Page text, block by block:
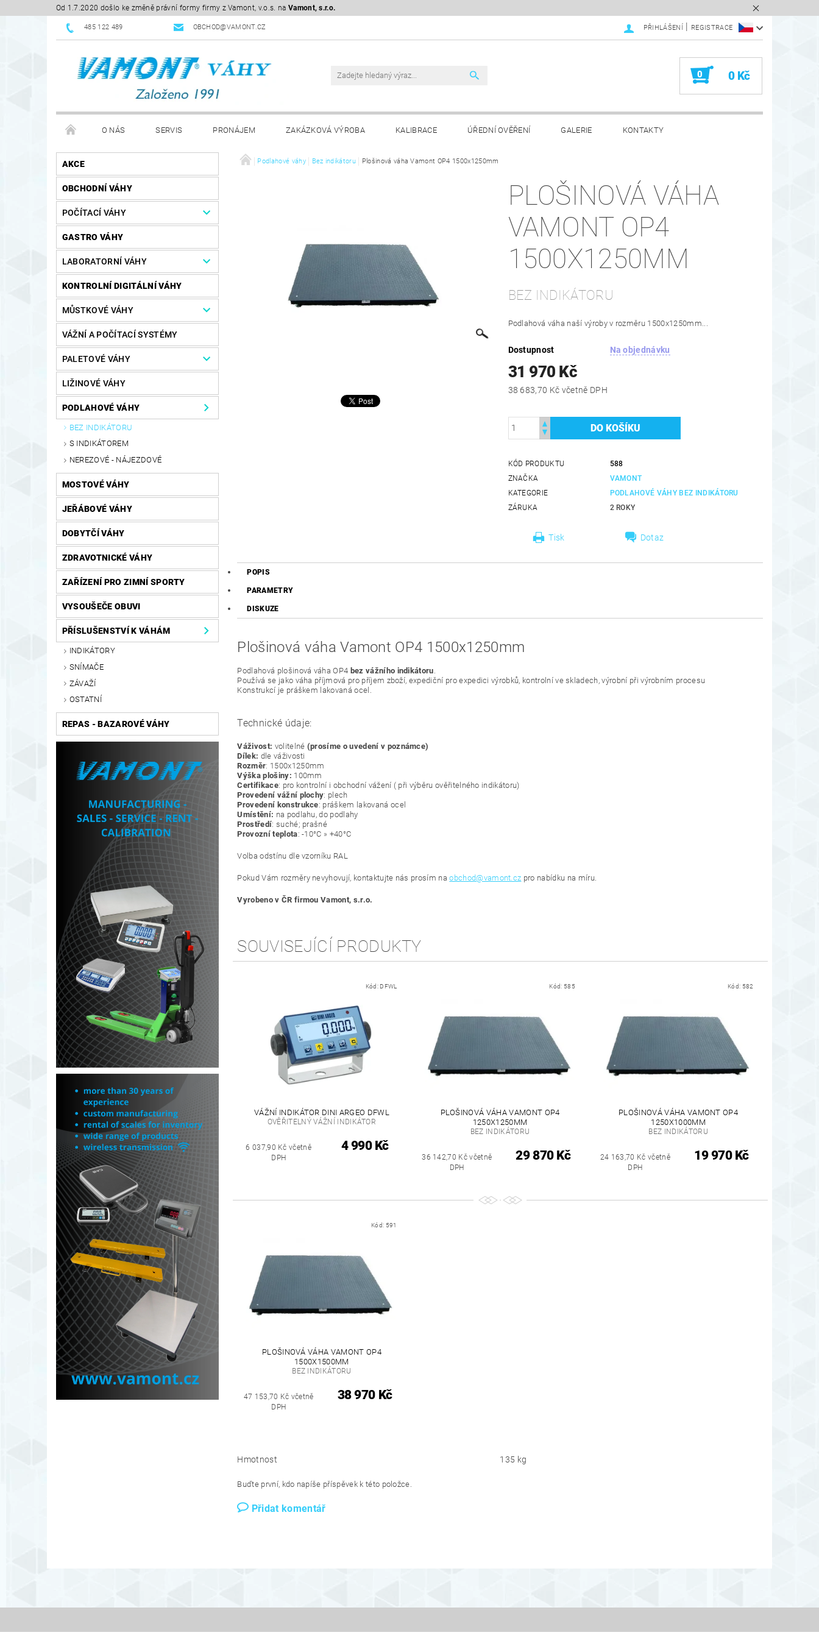
Od 1.7.2020 došlo ke změně právní formy firmy z Vamont, v.o.s. na Vamont, s.r.o.
485 122 489 OBCHOD@VAMONT.CZ PŘIHLÁŠENÍ REGISTRACE
0 0 Kč
O NÁS SERVIS PRONÁJEM ZAKÁZKOVÁ VÝROBA KALIBRACE ÚŘEDNÍ OVĚŘENÍ GALERIE KONTAKTY
KE STAŽENÍ REKLAMAČNÍ ŘÁD GDPR
AKCE
OBCHODNÍ VÁHY
POČÍTACÍ VÁHY
GASTRO VÁHY
LABORATORNÍ VÁHY
KONTROLNÍ DIGITÁLNÍ VÁHY
MŮSTKOVÉ VÁHY
VÁŽNÍ A POČÍTACÍ SYSTÉMY
PALETOVÉ VÁHY
LIŽINOVÉ VÁHY
PODLAHOVÉ VÁHY
BEZ INDIKÁTORU
S INDIKÁTOREM
NEREZOVÉ - NÁJEZDOVÉ
MOSTOVÉ VÁHY
JEŘÁBOVÉ VÁHY
DOBYTČÍ VÁHY
ZDRAVOTNICKÉ VÁHY
ZAŘÍZENÍ PRO ZIMNÍ SPORTY
VYSOUŠEČE OBUVI
PŘÍSLUŠENSTVÍ K VÁHÁM
INDIKÁTORY
SNÍMAČE
ZÁVAŽÍ
OSTATNÍ
REPAS - BAZAROVÉ VÁHY
Podlahové váhy Bez indikátoru Plošinová váha Vamont OP4 1500x1250mm
PLOŠINOVÁ VÁHA
VAMONT OP4
1500X1250MM
BEZ INDIKÁTORU
Podlahová váha naší výroby v rozměru 1500x1250mm...
Dostupnost Na objednávku
31 970 Kč
38 683,70 Kč včetně DPH
KÓD PRODUKTU
588
ZNAČKA
VAMONT
KATEGORIE
PODLAHOVÉ VÁHY BEZ INDIKÁTORU
ZÁRUKA
2 ROKY
Tisk Dotaz
POPIS
PARAMETRY
DISKUZE
Plošinová váha Vamont OP4 1500x1250mm
Podlahová plošinová váha OP4 bez vážního indikátoru
Používá se jako váha příjmová pro příjem zboží, expediční pro expedici výrobků, kontrolní ve skladech, výrobní při výrobním procesu
Konstrukcí je práškem lakovaná ocel.
Technické údaje:
Váživost: volitelné (prosíme o uvedení v poznámce)
Dílek: dle váživosti
Rozměr: 1500x1250mm
Výška plošiny: 100mm
Certifikace: pro kontrolní i obchodní vážení ( při výběru ověřitelného indikátoru)
Provedení vážní plochy: plech
Provedení konstrukce: práškem lakovaná ocel
Umístění: na podlahu, do podlahy
Prostředí: suché; prašné
Provozní teplota: -10°C » +40°C
Volba odstínu dle vzorníku RAL
Pokud Vám rozměry nevyhovují, kontaktujte nás prosím naobchod@vamont.cz pro nabídku na míru.
Vyrobeno v ČR firmou Vamont, s.r.o.
SOUVISEJÍCÍ PRODUKTY
Kód: DFWL
VÁŽNÍ INDIKÁTOR DINI ARGEO DFWL
OVĚŘITELNÝ VÁŽNÍ INDIKÁTOR
6 037,90 Kč včetně
DPH
4 990 Kč
Kód: 585
PLOŠINOVÁ VÁHA VAMONT OP4
1250X1250MM
BEZ INDIKÁTORU
36 142,70 Kč včetně
DPH
29 870 Kč
Kód: 582
PLOŠINOVÁ VÁHA VAMONT OP4
1250X1000MM
BEZ INDIKÁTORU
24 163,70 Kč včetně
DPH
19 970 Kč
Kód: 591
PLOŠINOVÁ VÁHA VAMONT OP4
1500X1500MM
BEZ INDIKÁTORU
47 153,70 Kč včetně
DPH
38 970 Kč
Hmotnost 135 kg
Buďte první, kdo napíše příspěvek k této položce.
Přidat komentář